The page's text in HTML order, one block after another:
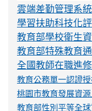
雲端差勤管理系統
學習扶助科技化
教育部學校衛生
教育部特殊教育
全國教師在職進
教育公務單一認證
桃園市教育發展資
教育部性別平等全